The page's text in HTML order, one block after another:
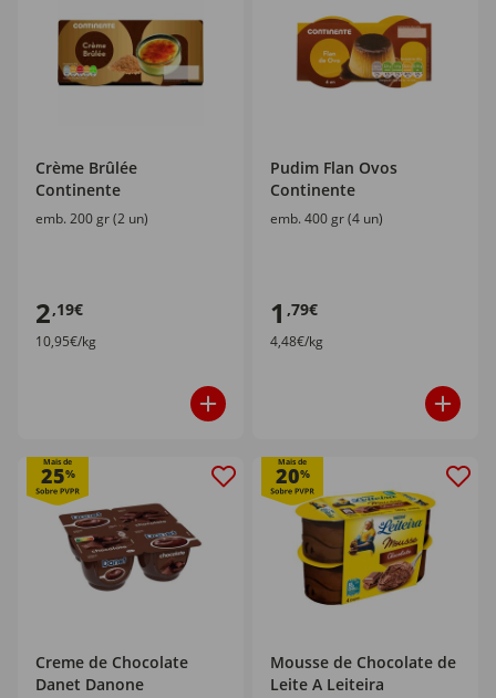
Crème Brûlée
Continente
emb. 200 gr (2 un)
2,19€
10,95€/kg
Pudim Flan Ovos
Continente
emb. 400 gr (4 un)
1 ,79€
4,48€/kg
Mais de
25%
Creme de Chocolate
Danet Danone
Mais de
20%
Mousse de Chocolate de
Leite A Leiteira